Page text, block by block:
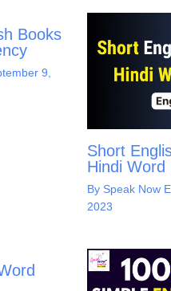
Books
9,
Short
Hindi Word
By Speak Now
2023